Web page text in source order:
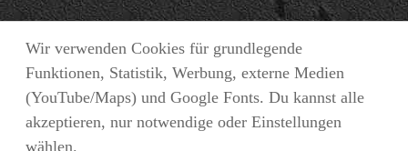
Wir verwenden Cookies für grundlegende
Funktionen, Statistik, Werbung, externe Medien
(YouTube/Maps) und Google Fonts. Du kannst alle
akzeptieren, nur notwendige oder Einstellungen
wählen.